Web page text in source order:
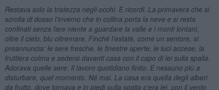
Restava solo la tristezza negli occhi. E ricordi. La primavera che si
scrolla di dosso l’inverno che in collina porta la neve e si resta
confinati senza fare niente a guardare la valle e i monti lontani,
oltre il cielo, blu oltremare. Finché l’estate, come un sentore, si
preannuncia:le sere fresche, le finestre aperte, le luci accese, la
fruttiera colma e sedersi davanti casa con il capo di lei sulla spalla.
Adorava quelle sere. Il lavoro quotidiano finito. E nessuno più a
disturbare, quel momento. Né mai. La casa era quella degli alberi
da frutto, dove tornava e in piedi sulla soglia c’era lei, con il vento